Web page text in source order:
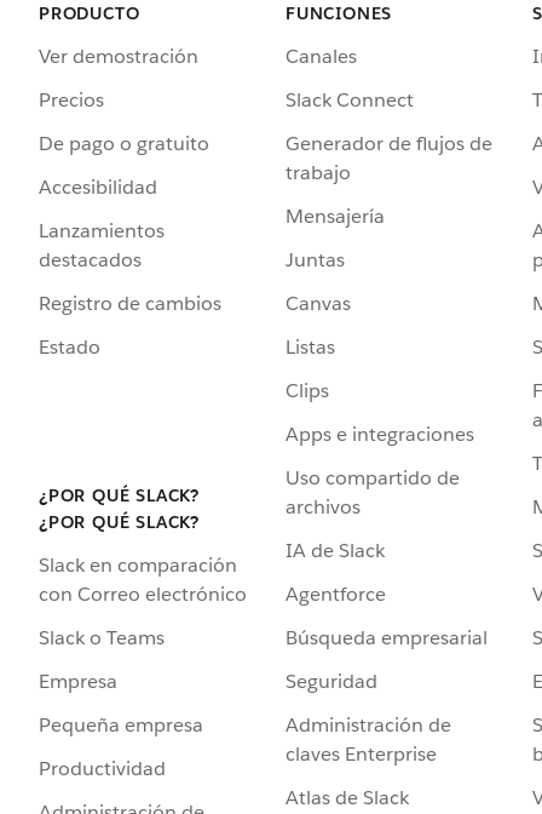
PRODUCTO
Ver demostración
Precios
De pago o gratuito
Accesibilidad
Lanzamientos
destacados
Registro de cambios
Estado
¿POR QUÉ SLACK?
¿POR QUÉ SLACK?
Slack en comparación
con Correo electrónico
Slack o Teams
Empresa
Pequeña empresa
Productividad
FUNCIONES
Canales
Slack Connect
Generador de flujos de
trabajo
Mensajería
Juntas
Canvas
Listas
Clips
Apps e integraciones
Uso compartido de
archivos
IA de Slack
Agentforce
Búsqueda empresarial
Seguridad
Administración de
claves Enterprise
Atlas de Slack